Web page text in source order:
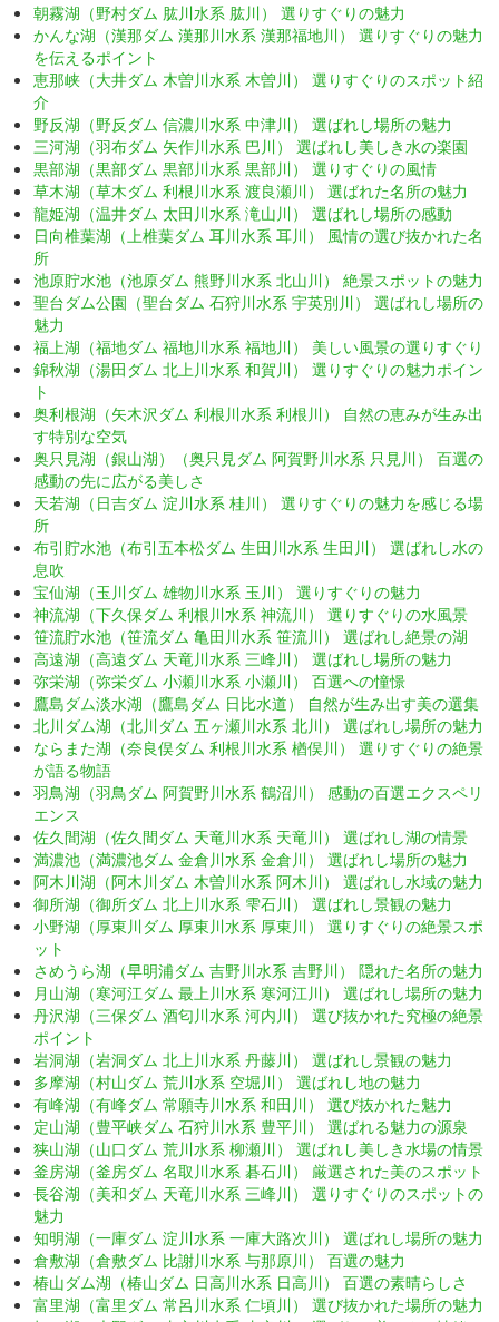
朝霧湖（野村ダム 肱川水系 肱川） 選りすぐりの魅力
かんな湖（漢那ダム 漢那川水系 漢那福地川） 選りすぐりの魅力
を伝えるポイント
恵那峡（大井ダム 木曽川水系 木曽川） 選りすぐりのスポット紹
介
野反湖（野反ダム 信濃川水系 中津川） 選ばれし場所の魅力
三河湖（羽布ダム 矢作川水系 巴川） 選ばれし美しき水の楽園
黒部湖（黒部ダム 黒部川水系 黒部川） 選りすぐりの風情
草木湖（草木ダム 利根川水系 渡良瀬川） 選ばれた名所の魅力
龍姫湖（温井ダム 太田川水系 滝山川） 選ばれし場所の感動
日向椎葉湖（上椎葉ダム 耳川水系 耳川） 風情の選び抜かれた名
所
池原貯水池（池原ダム 熊野川水系 北山川） 絶景スポットの魅力
聖台ダム公園（聖台ダム 石狩川水系 宇英別川） 選ばれし場所の
魅力
福上湖（福地ダム 福地川水系 福地川） 美しい風景の選りすぐり
錦秋湖（湯田ダム 北上川水系 和賀川） 選りすぐりの魅力ポイン
ト
奥利根湖（矢木沢ダム 利根川水系 利根川） 自然の恵みが生み出
す特別な空気
奥只見湖（銀山湖）（奥只見ダム 阿賀野川水系 只見川） 百選の
感動の先に広がる美しさ
天若湖（日吉ダム 淀川水系 桂川） 選りすぐりの魅力を感じる場
所
布引貯水池（布引五本松ダム 生田川水系 生田川） 選ばれし水の
息吹
宝仙湖（玉川ダム 雄物川水系 玉川） 選りすぐりの魅力
神流湖（下久保ダム 利根川水系 神流川） 選りすぐりの水風景
笹流貯水池（笹流ダム 亀田川水系 笹流川） 選ばれし絶景の湖
高遠湖（高遠ダム 天竜川水系 三峰川） 選ばれし場所の魅力
弥栄湖（弥栄ダム 小瀬川水系 小瀬川） 百選への憧憬
鷹島ダム淡水湖（鷹島ダム 日比水道） 自然が生み出す美の選集
北川ダム湖（北川ダム 五ヶ瀬川水系 北川） 選ばれし場所の魅力
ならまた湖（奈良俣ダム 利根川水系 楢俣川） 選りすぐりの絶景
が語る物語
羽鳥湖（羽鳥ダム 阿賀野川水系 鶴沼川） 感動の百選エクスペリ
エンス
佐久間湖（佐久間ダム 天竜川水系 天竜川） 選ばれし湖の情景
満濃池（満濃池ダム 金倉川水系 金倉川） 選ばれし場所の魅力
阿木川湖（阿木川ダム 木曽川水系 阿木川） 選ばれし水域の魅力
御所湖（御所ダム 北上川水系 雫石川） 選ばれし景観の魅力
小野湖（厚東川ダム 厚東川水系 厚東川） 選りすぐりの絶景スポ
ット
さめうら湖（早明浦ダム 吉野川水系 吉野川） 隠れた名所の魅力
月山湖（寒河江ダム 最上川水系 寒河江川） 選ばれし場所の魅力
丹沢湖（三保ダム 酒匂川水系 河内川） 選び抜かれた究極の絶景
ポイント
岩洞湖（岩洞ダム 北上川水系 丹藤川） 選ばれし景観の魅力
多摩湖（村山ダム 荒川水系 空堀川） 選ばれし地の魅力
有峰湖（有峰ダム 常願寺川水系 和田川） 選び抜かれた魅力
定山湖（豊平峡ダム 石狩川水系 豊平川） 選ばれる魅力の源泉
狭山湖（山口ダム 荒川水系 柳瀬川） 選ばれし美しき水場の情景
釜房湖（釜房ダム 名取川水系 碁石川） 厳選された美のスポット
長谷湖（美和ダム 天竜川水系 三峰川） 選りすぐりのスポットの
魅力
知明湖（一庫ダム 淀川水系 一庫大路次川） 選ばれし場所の魅力
倉敷湖（倉敷ダム 比謝川水系 与那原川） 百選の魅力
椿山ダム湖（椿山ダム 日高川水系 日高川） 百選の素晴らしさ
富里湖（富里ダム 常呂川水系 仁頃川） 選び抜かれた場所の魅力